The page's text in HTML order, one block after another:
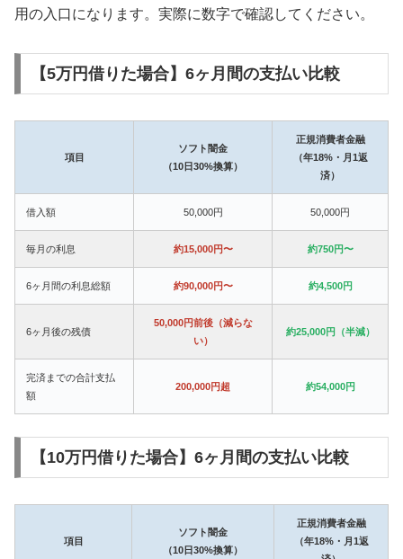
用の入口になります。実際に数字で確認してください。
【5万円借りた場合】6ヶ月間の支払い比較
項目
ソフト闇金
（10日30%換算）
正規消費者金融
（年18%・月1返
済）
借入額 50,000円 50,000円
毎月の利息 約15,000円〜 約750円〜
6ヶ月間の利息総額 約90,000円〜 約4,500円
6ヶ月後の残債
50,000円前後（減らな
い）
約25,000円（半減）
完済までの合計支払
額
200,000円超 約54,000円
【10万円借りた場合】6ヶ月間の支払い比較
項目
ソフト闇金
（10日30%換算）
正規消費者金融
（年18%・月1返